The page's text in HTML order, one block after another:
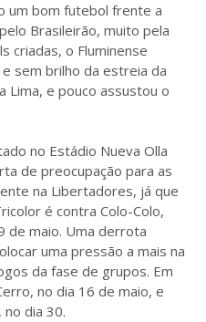
um bom futebol frente a
Brasileirão, muito pela
criadas, o Fluminense
sem brilho da estreia da
Lima, e pouco assustou o
no Estádio Nueva Olla
de preocupação para as
na Libertadores, já que
é contra Colo-Colo,
de maio. Uma derrota
uma pressão a mais na
da fase de grupos. Em
no dia 16 de maio, e
dia 30.